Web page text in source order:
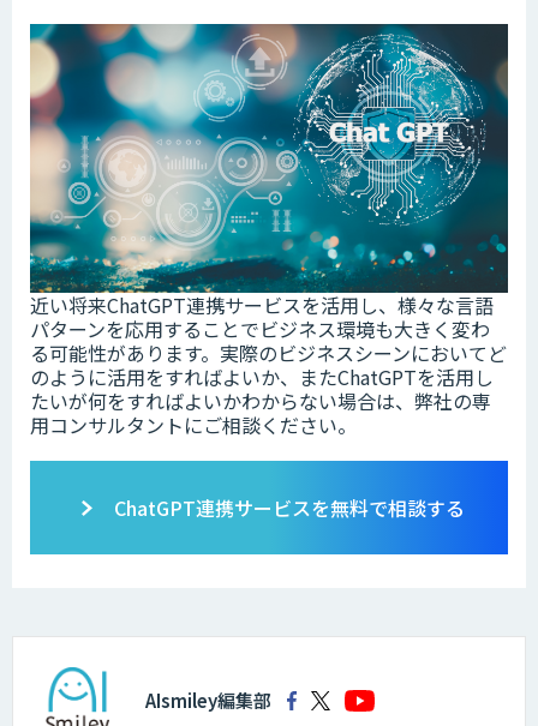
近い将来ChatGPT連携サービスを活用し、様々な言語
パターンを応用することでビジネス環境も大きく変わ
る可能性があります。実際のビジネスシーンにおいてど
のように活用をすればよいか、またChatGPTを活用し
たいが何をすればよいかわからない場合は、弊社の専
用コンサルタントにご相談ください。
ChatGPT連携サービスを無料で相談する
AIsmiley編集部